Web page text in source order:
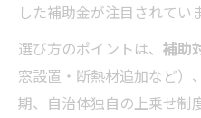
した補助金が注目されてい
選び方のポイントは、 補助
窓設置・断熱材追加など）
期、自治体独自の上乗せ制